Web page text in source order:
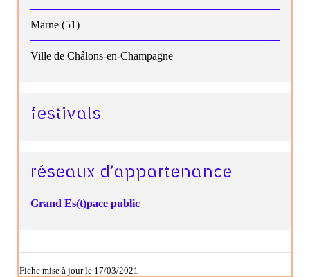
Marne (51)
Ville de Châlons-en-Champagne
festivals
réseaux d’appartenance
Grand Es(t)pace public
Fiche mise à jour le 17/03/2021